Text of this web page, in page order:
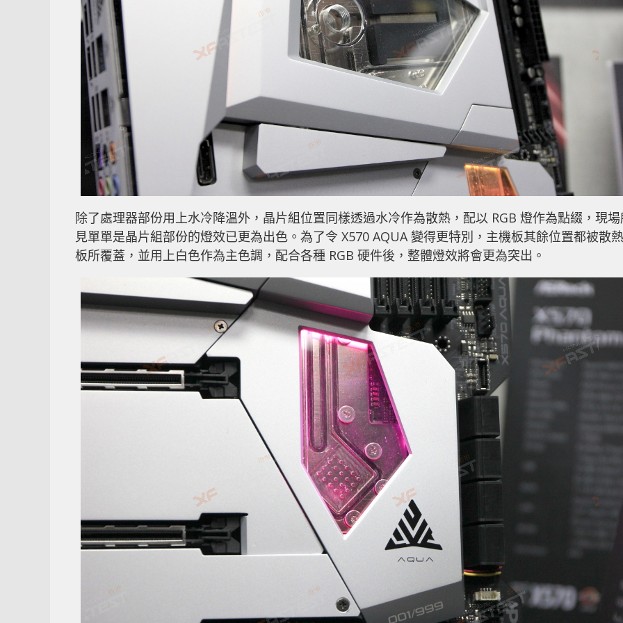
除了處理器部份用上水冷降溫外，晶片組位置同樣透過水冷作為散熱，配以 RGB 燈作為點綴，現
見單單是晶片組部份的燈效已更為出色。為了令 X570 AQUA 變得更特別，主機板其餘位置都被散熱
板所覆蓋，並用上白色作為主色調，配合各種 RGB 硬件後，整體燈效將會更為突出。